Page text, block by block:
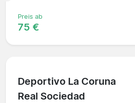
Preis ab
75 €
Deportivo La Coruna
Real Sociedad